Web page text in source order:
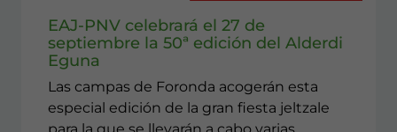
EAJ-PNV celebrará el 27 de
septiembre la 50ª edición del Alderdi
Eguna
Las campas de Foronda acogerán esta
especial edición de la gran fiesta jeltzale